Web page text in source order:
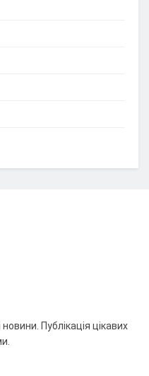
Публікація цікавих